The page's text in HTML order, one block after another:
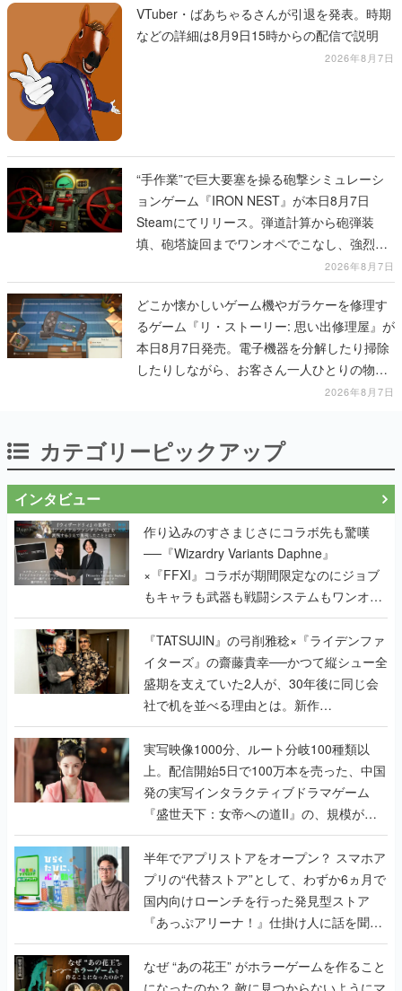
VTuber・ばあちゃるさんが引退を発表。時期
などの詳細は8月9日15時からの配信で説明
2026年8月7日
“手作業”で巨大要塞を操る砲撃シミュレーシ
ョンゲーム『IRON NEST』が本日8月7日
Steamにてリリース。弾道計算から砲弾装
填、砲塔旋回までワンオペでこなし、強烈な
一撃をブチかませるロマンある作品2026年8月7日
どこか懐かしいゲーム機やガラケーを修理す
るゲーム『リ・ストーリー: 思い出修理屋』が
本日8月7日発売。電子機器を分解したり掃除
したりしながら、お客さん一人ひとりの物語
2026年8月7日
カテゴリーピックアップ
インタビュー
作り込みのすさまじさにコラボ先も驚嘆
──『Wizardry Variants Daphne』
×『FFXI』コラボが期間限定なのにジョブ
もキャラも武器も戦闘システムもワンオフ
で作り込まれた理由を両ディレクターに聞
く
『TATSUJIN』の弓削雅稔×『ライデンファ
イターズ』の齋藤貴幸──かつて縦シュー全
盛期を支えていた2人が、30年後に同じ会
社で机を並べる理由とは。新作
『TATSUJIN EXTREME』で初タッグを組
んだレジェンド2人に訊く開発秘話
実写映像1000分、ルート分岐100種類以
上。配信開始5日で100万本を売った、中国
発の実写インタラクティブドラマゲーム
『盛世天下：女帝への道II』の、規模が違
うこだわりをプロデューサーに聞いた
半年でアプリストアをオープン？ スマホア
プリの“代替ストア”として、わずか6ヵ月で
国内向けローンチを行った発見型ストア
『あっぷアリーナ！』仕掛け人に話を聞い
てみた
なぜ “あの花王” がホラーゲームを作ること